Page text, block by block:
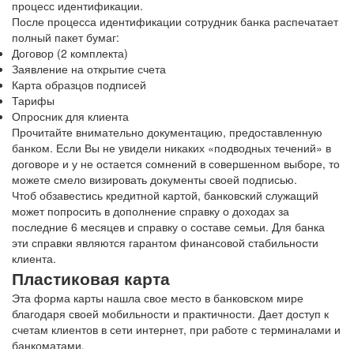
процесс идентификации.
После процесса идентификации сотрудник банка распечатает
полный пакет бумаг:
Договор (2 комплекта)
Заявление на открытие счета
Карта образцов подписей
Тарифы
Опросник для клиента
Прочитайте внимательно документацию, предоставленную
банком. Если Вы не увидели никаких «подводных течений» в
договоре и у не остается сомнений в совершенном выборе, то
можете смело визировать документы своей подписью.
Чтоб обзавестись кредитной картой, банковский служащий
может попросить в дополнение справку о доходах за
последние 6 месяцев и справку о составе семьи. Для банка
эти справки являются гарантом финансовой стабильности
клиента.
Пластиковая карта
Эта форма карты нашла свое место в банковском мире
благодаря своей мобильности и практичности. Дает доступ к
счетам клиентов в сети интернет, при работе с терминалами и
банкоматами.